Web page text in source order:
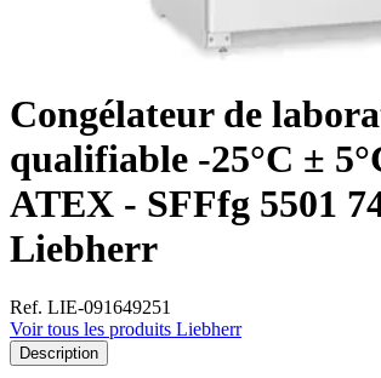
Congélateur de
qualifiable -25°C ±
ATEX - SFFfg 5501
Liebherr
Ref. LIE-091649251
Voir tous les produits Liebherr
Description